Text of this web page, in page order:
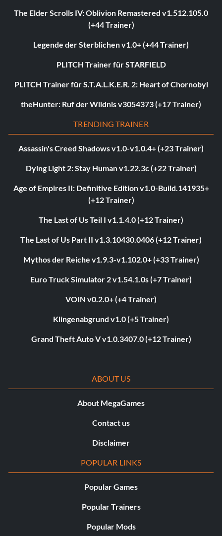
The Elder Scrolls IV: Oblivion Remastered v1.512.105.0
(+44 Trainer)
Legende der Sterblichen v1.0+ (+44 Trainer)
PLITCH Trainer für STARFIELD
PLITCH Trainer für S.T.A.L.K.E.R. 2: Heart of Chornobyl
theHunter: Ruf der Wildnis v3054373 (+17 Trainer)
TRENDING TRAINER
Assassin's Creed Shadows v1.0-v1.0.4+ (+23 Trainer)
Dying Light 2: Stay Human v1.22.3c (+22 Trainer)
Age of Empires II: Definitive Edition v1.0-Build.141935+
(+12 Trainer)
The Last of Us Teil I v1.1.4.0 (+12 Trainer)
The Last of Us Part II v1.3.10430.0406 (+12 Trainer)
Mythos der Reiche v1.9.3-v1.102.0+ (+33 Trainer)
Euro Truck Simulator 2 v1.54.1.0s (+7 Trainer)
VOIN v0.2.0+ (+4 Trainer)
Klingenabgrund v1.0 (+5 Trainer)
Grand Theft Auto V v1.0.3407.0 (+12 Trainer)
ABOUT US
About MegaGames
Contact us
Disclaimer
POPULAR LINKS
Popular Games
Popular Trainers
Popular Mods